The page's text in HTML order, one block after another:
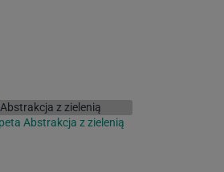
Abstrakcja z zielenią